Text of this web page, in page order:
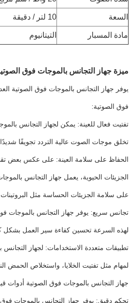
السعة 10 لتر / دقيقة
مادة المسبار التيتانيوم
ميزة جهاز التجانس بالموجات فوق
يوفر جهاز التجانس بالموجات فوق الصوتية
فوق الصوتية:
تفتيت فعال للعينة: يمكن لجهاز التجانس
تخلق موجات الصوت عالية التردد تجويفًا
الحفاظ على سلامة العينة: على عكس بعض
الجزيئات الحيوية، يعمل جهاز التجانس
على سلامة الجزيئات الحساسة مثل البروتينات
تجانس سريع: يوفر جهاز التجانس بالموجات
لهذه السرعة تحسين كفاءة سير العمل بشكل
تطبيقات متعددة الاستخدامات: لجهاز
لمهام مثل تفتيت الخلايا، واستخلاص الحمض
جهاز التجانس بالموجات فوق الصوتية أدوات
تحكم دقيق: يوفر جهاز التجانس بالموجات